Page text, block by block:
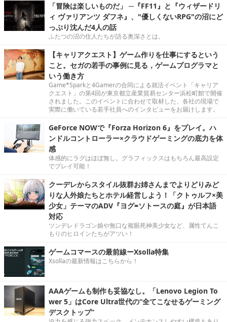
「冒険は楽しいものだ」 ─『FF11』と『ウィザードリ
ィ ヴァリアンツ ダフネ』、"優しくないRPG"の沼にど
っぷり沈んだ4人の話
ふたつの沼の住人たちが語る奥深さとは。
【キャリアクエスト】ゲーム作りを仕事にするという
こと。セガの若手の事例に見る，ゲームプログラマと
いう働き方
Game*Sparkと4Gamerの合同による就活イベント「キャリア
クエスト」の第4回が東京都立産業貿易センター浜松町館で開催
されました。このイベントに合わせて取材した、各社の現場で
実際に働いている若手社員へのインタビューをお届けします。
GeForce NOWで『Forza Horizon 6』をプレイ。ハ
ンドルコントローラー×クラウドゲーミングの底力を体
感
体感的にラグはほぼ無し。グラフィックスはもちろん最高設定
でプレイ可能！
クーデレからスタイル抜群お姉さんまでよりどりみど
りな人外娘たちとホテル経営しよう！「クトゥルフ×美
少女」テーマのADV『ヨグ=ソトースの庭』が日本語
対応
ツンデレドラゴン娘や無口な複眼死神美少女など、属性てんこ
もりのヒロインたちがアツい！
ゲームコマースの最前線ーXsolla特集
Xsollaの最新情報はこちらから！
AAAゲームも制作も妥協なし。「Lenovo Legion To
wer 5」はCore Ultra世代の“全てこなせるゲーミング
デスクトップ”